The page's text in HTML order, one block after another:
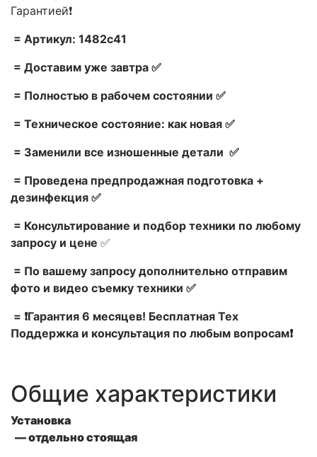
Гарантией❗
= Артикул: 1482c41
= Доставим уже завтра ✅
= Полностью в рабочем состоянии ✅
= Техническое состояние: как новая ✅
= Заменили все изношенные детали ✅
= Проведена предпродажная подготовка +
дезинфекция ✅
= Консультирование и подбор техники по любому
запросу и цене ✅
= По вашему запросу дополнительно отправим
фото и видео съемку техники ✅
= ❗Гарантия 6 месяцев! Бесплатная Тех
Поддержка и консультация по любым вопросам❗
Общие характеристики
Установка
— отдельно стоящая